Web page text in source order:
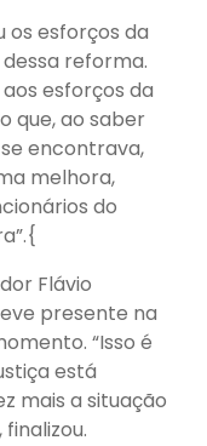
esforços da
reforma.
esforços da
que, ao saber
encontrava,
melhora,
do
Flávio
presente na
“Isso é
está
mais a situação